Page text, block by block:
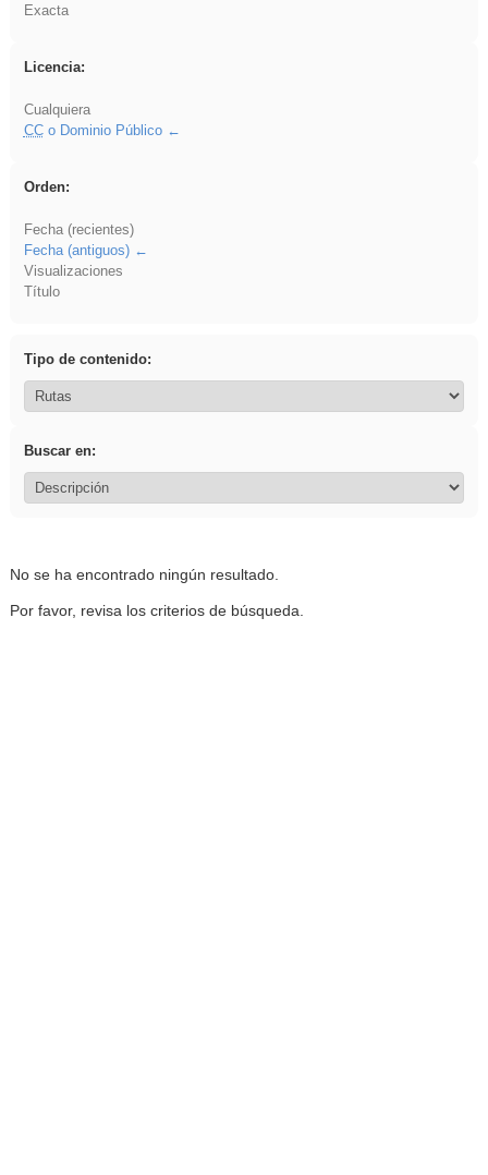
Exacta
Licencia:
Cualquiera
CCo Dominio Público
Orden:
Fecha (recientes)
Fecha (antiguos)
Visualizaciones
Título
Tipo de contenido:
Buscar en:
No se ha encontrado ningún resultado.
Por favor, revisa los criterios de búsqueda.